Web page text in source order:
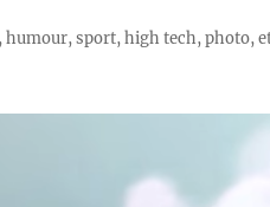
humour, sport, high tech, photo,